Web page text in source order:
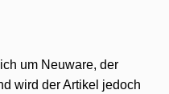
um Neuware, der
wird der Artikel jedoch